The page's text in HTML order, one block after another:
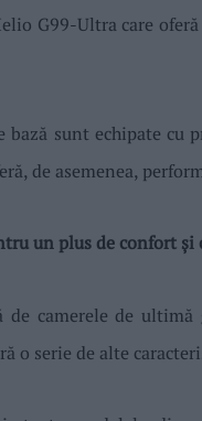
G99-Ultra care
bază sunt echipate cu
de asemenea,
un plus de confort și
de camerele de
o serie de alte